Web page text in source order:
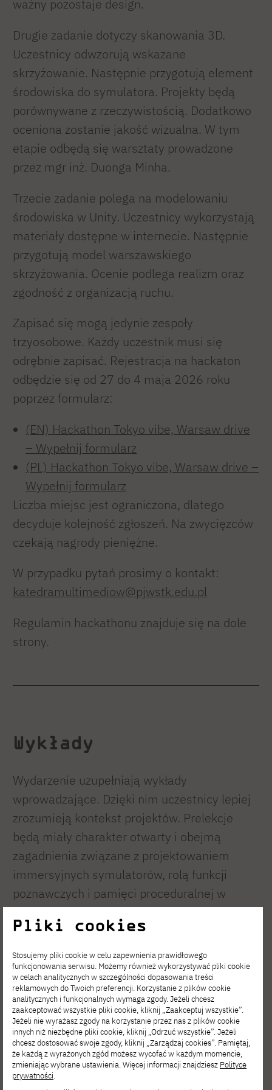
ważny pozostaje design.
Drugie zadanie dotyczy skanowania 3D.
Uczestnicy odwzorują wskazane
skrzyżowanie. Następnie przygotują element
środowiska do symulatora. Projekty będą
porównywane z rzeczywistością. Dodatkowo
oceniona zostanie jakość wizualna. W tym
etapie odbędą się warsztaty prowadzone
przez mgr inż. Duonga Minha.
Trzecie zadanie polega na modelowaniu
środowiska w Unity. Uczestnicy wykorzystają
materiały dostępne w internecie. Następnie
przygotują model warszawskiego
skrzyżowania. Ocenie podlega realizm oraz
zgodność z organizacją ruchu.
Zapisać się mogą jedynie zespoły
trzyosobowe. Każdy uczestnik musi się
odrębnie zapisać. Rejestracja na hackaton
odbędzie się od 27 do 4 maja 2026 roku
poprzez formularz:
(EN) Hackathon Tokyo vibe, Warsaw drive
– Wypełnij formularz
(PL) Hackathon Tokyo vibe, Warsaw drive –
Wypełnij formularz
Liczba miejsc jest ograniczona, dlatego
decyduje kolejność zgłoszeń. Na zwycięzców
czekają nagrody pieniężne.
W przypadku pytań prosimy o kontakt:
katedramultimediow@pjwstk.edu.pl
Regulamin hackathonu znajduje się na dole
strony.
Wykłady
Wydarzenie uzupełniają wykłady
wprowadzające. Dzięki nim uczestnicy lepiej
zrozumieją kontekst projektów. Prelekcje
będą miały charakter otwarty i obejmą
zagadnienia związane z projektowaniem
immersyjnych symulatorów, rolą funkcji
poznawczych i pamięci proceduralnej w
wyzwaniami stojącymi przed projektowaniem
bezpiecznych samochodów elektrycznych.
Harmonogram wraz z listą prelegentów
znajduje się tutaj:
Harmonogram
Pliki cookies
Stosujemy pliki cookie w celu zapewnienia prawidłowego
funkcjonowania serwisu. Możemy również wykorzystywać pliki cookie
w celach analitycznych w szczególności dopasowania treści
reklamowych do Twoich preferencji. Korzystanie z plików cookie
analitycznych i funkcjonalnych wymaga zgody. Jeżeli chcesz
zaakceptować wszystkie pliki cookie, kliknij „Zaakceptuj wszystkie”.
Jeżeli nie wyrażasz zgody na korzystanie przez nas z plików cookie
innych niż niezbędne pliki cookie, kliknij „Odrzuć wszystkie”. Jeżeli
chcesz dostosować swoje zgody, kliknij „Zarządzaj cookies”. Pamiętaj,
że każdą z wyrażonych zgód możesz wycofać w każdym momencie,
zmieniając wybrane ustawienia. Więcej informacji znajdziesz Polityce
prywatności.